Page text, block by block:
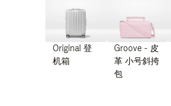
Original 登
机箱
Groove - 皮
革 小号斜挎
包